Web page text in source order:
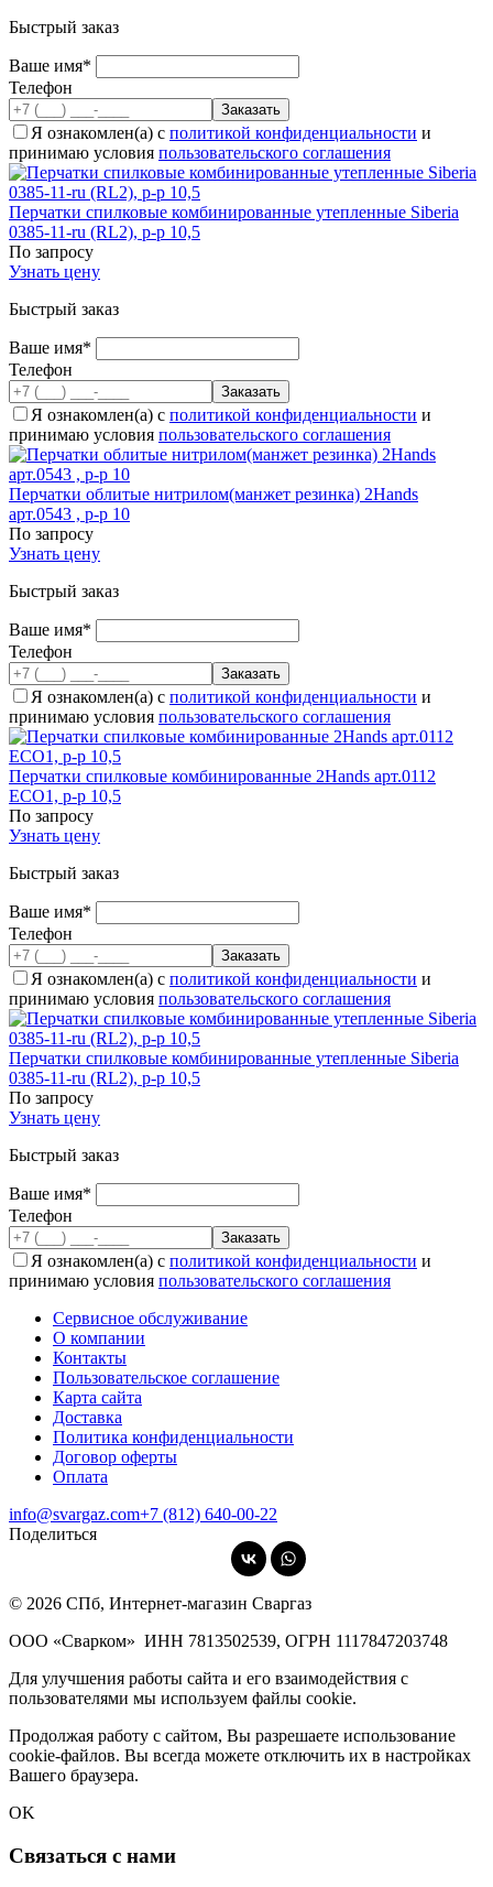
Быстрый заказ
Ваше имя*
Телефон
Я ознакомлен(а) с политикой конфиденциальности и
принимаю условия пользовательского соглашения
Перчатки спилковые комбинированные утепленные Siberia
0385-11-ru (RL2), р-р 10,5
По запросу
Узнать цену
Быстрый заказ
Ваше имя*
Телефон
Я ознакомлен(а) с политикой конфиденциальности и
принимаю условия пользовательского соглашения
Перчатки облитые нитрилом(манжет резинка) 2Hands
арт.0543 , р-р 10
По запросу
Узнать цену
Быстрый заказ
Ваше имя*
Телефон
Я ознакомлен(а) с политикой конфиденциальности и
принимаю условия пользовательского соглашения
Перчатки спилковые комбинированные 2Hands арт.0112
ЕСО1, р-р 10,5
По запросу
Узнать цену
Быстрый заказ
Ваше имя*
Телефон
Я ознакомлен(а) с политикой конфиденциальности и
принимаю условия пользовательского соглашения
Перчатки спилковые комбинированные утепленные Siberia
0385-11-ru (RL2), р-р 10,5
По запросу
Узнать цену
Быстрый заказ
Ваше имя*
Телефон
Я ознакомлен(а) с политикой конфиденциальности и
принимаю условия пользовательского соглашения
Сервисное обслуживание
О компании
Контакты
Пользовательское соглашение
Карта сайта
Доставка
Политика конфиденциальности
Договор оферты
Оплата
info@svargaz.com+7 (812) 640‑00‑22
Поделиться
© 2026 СПб, Интернет-магазин Сваргаз
ООО «Сварком» ИНН 7813502539, ОГРН 1117847203748
Для улучшения работы сайта и его взаимодействия с
пользователями мы используем файлы cookie.
Продолжая работу с сайтом, Вы разрешаете использование
cookie-файлов. Вы всегда можете отключить их в настройках
Вашего браузера.
OK
Связаться с нами